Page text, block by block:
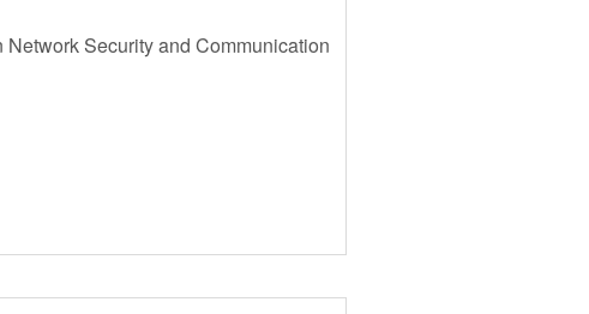
Security and Communication